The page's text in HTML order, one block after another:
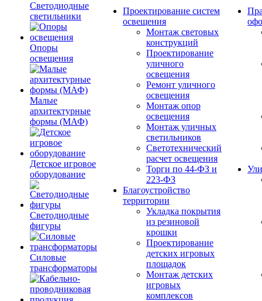
Светодиодные
светильники
Опоры
освещения
Малые
архитектурные
формы (МАФ)
Детское игровое
оборудование
Светодиодные
фигуры
Силовые
трансформаторы
Проектирование систем
освещения
Монтаж световых
конструкций
Проектирование
уличного
освещения
Ремонт уличного
освещения
Монтаж опор
освещения
Монтаж уличных
светильников
Светотехнический
расчет освещения
Торги по 44-ФЗ и
223-ФЗ
Благоустройство
территории
Укладка покрытия
из резиновой
крошки
Проектирование
детских игровых
площадок
Монтаж детских
игровых
комплексов